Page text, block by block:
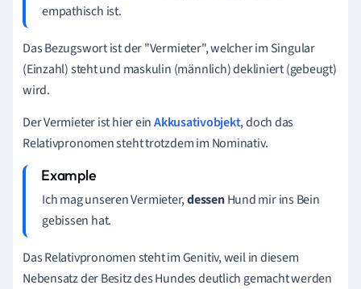
empathisch ist.
Das Bezugswort ist der "Vermieter", welcher im Singular
(Einzahl) steht und maskulin (männlich) dekliniert (gebeugt)
wird.
Der Vermieter ist hier einAkkusativobjekt, doch das
Relativpronomen steht trotzdem im Nominativ.
Ich mag unseren Vermieter,dessenHund mir ins Bein
gebissen hat.
Das Relativpronomen steht im Genitiv, weil in diesem
Nebensatz der Besitz des Hundes deutlich gemacht werden